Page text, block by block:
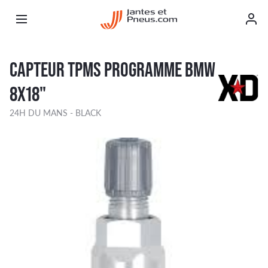
CAPTEUR TPMS PROGRAMME BMW
8X18"
24H DU MANS - BLACK